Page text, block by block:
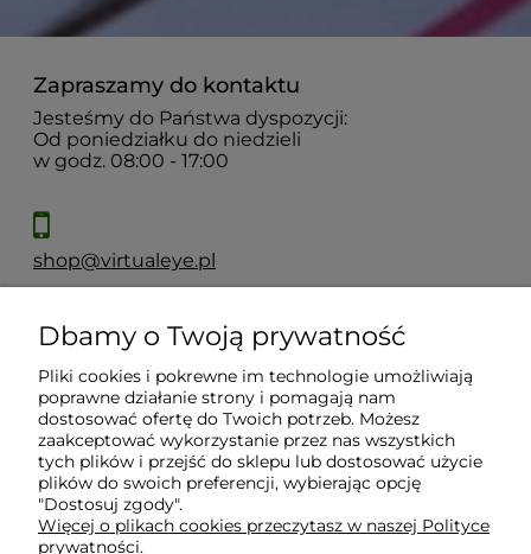
Zapraszamy do kontaktu
Jesteśmy do Państwa dyspozycji:
Od poniedziałku do niedzieli
w godz. 08:00 - 17:00
shop@virtualeye.pl
Moje konto
Płatności i dostawa
Informacje
Dbamy o Twoją prywatność
Pliki cookies i pokrewne im technologie umożliwiają
poprawne działanie strony i pomagają nam
dostosować ofertę do Twoich potrzeb. Możesz
zaakceptować wykorzystanie przez nas wszystkich
tych plików i przejść do sklepu lub dostosować użycie
plików do swoich preferencji, wybierając opcję
"Dostosuj zgody".
Więcej o plikach cookies przeczytasz w naszej Polityce
prywatności.